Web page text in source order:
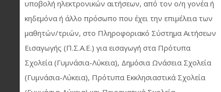
υποβολή ηλεκτρονικών αιτήσεων, από τον ο/η γονέα ή
κηδεμόνα ή άλλο πρόσωπο που έχει την επιμέλεια των
μαθητών/τριών, στο Πληροφοριακό Σύστημα Αιτήσεων
Εισαγωγής (Π.Σ.Α.Ε.) για εισαγωγή στα Πρότυπα
Σχολεία (Γυμνάσια-Λύκεια), Δημόσια Ωνάσεια Σχολεία
(Γυμνάσια-Λύκεια), Πρότυπα Εκκλησιαστικά Σχολεία